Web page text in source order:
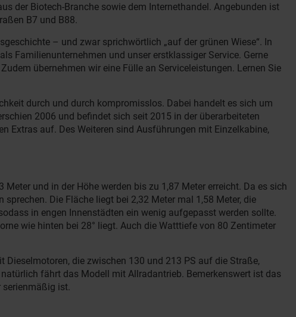
der Biotech-Branche sowie dem Internethandel. Angebunden ist
B7 und B88.
– und zwar sprichwörtlich „auf der grünen Wiese“. In
Familienunternehmen und unser erstklassiger Service. Gerne
übernehmen wir eine Fülle an Serviceleistungen. Lernen Sie
durch und durch kompromisslos. Dabei handelt es sich um
2006 und befindet sich seit 2015 in der überarbeiteten
Extras auf. Des Weiteren sind Ausführungen mit Einzelkabine,
und in der Höhe werden bis zu 1,87 Meter erreicht. Da es sich
Die Fläche liegt bei 2,32 Meter mal 1,58 Meter, die
in engen Innenstädten ein wenig aufgepasst werden sollte.
wie hinten bei 28° liegt. Auch die Watttiefe von 80 Zentimeter
die zwischen 130 und 213 PS auf die Straße,
fährt das Modell mit Allradantrieb. Bemerkenswert ist das
serienmäßig ist.